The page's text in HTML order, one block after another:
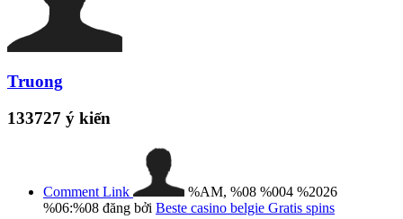
Truong
133727 ý kiến
Comment Link
%AM, %08 %004 %2026
%06:%08 đăng bởi Beste casino belgie Gratis spins